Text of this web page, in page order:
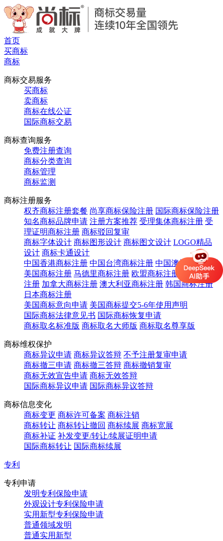
首页
买商标
商标
商标交易服务
买商标
卖商标
商标在线公证
国际商标交易
商标查询服务
免费注册查询
商标分类查询
商标管理
商标监测
商标注册服务
权齐商标注册套餐 尚享商标保险注册 国际商标保险注册
知名商标品牌申请 注册方案推荐 受理集体商标注册 受
理证明商标注册 商标驳回复审
商标字体设计 商标图形设计 商标图文设计 LOGO精品
设计 商标卡通设计
中国香港商标注册 中国台湾商标注册 中国澳门商标注册
美国商标注册 马德里商标注册 欧盟商标注册
英国商标
注册 加拿大商标注册 澳大利亚商标注册 韩国商标注册
日本商标注册
美国商标意向申请 美国商标提交5-6年使用声明
国际商标法律意见书 国际商标恢复申请
商标取名标准版 商标取名大师版 商标取名尊享版
商标维权保护
商标异议申请 商标异议答辩 不予注册复审申请
商标撤三申请 商标撤三答辩 商标撤销复审
商标无效宣告申请 商标无效答辩
国际商标异议申请 国际商标异议答辩
商标信息变化
商标变更 商标许可备案 商标注销
商标转让 商标转让撤回 商标续展 商标宽展
商标补证 补发变更/转让/续展证明申请
国际商标转让 国际商标续展
专利
专利申请
发明专利保险申请
外观设计专利保险申请
实用新型专利保险申请
普通领域发明
普通实用新型